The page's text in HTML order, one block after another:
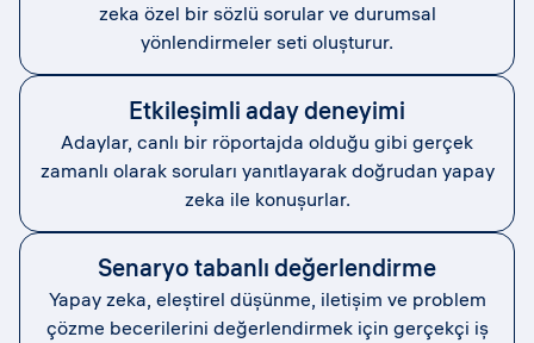
zeka özel bir sözlü sorular ve durumsal
yönlendirmeler seti oluşturur.
Etkileşimli aday deneyimi
Adaylar, canlı bir röportajda olduğu gibi gerçek
zamanlı olarak soruları yanıtlayarak doğrudan yapay
zeka ile konuşurlar.
Senaryo tabanlı değerlendirme
Yapay zeka, eleştirel düşünme, iletişim ve problem
çözme becerilerini değerlendirmek için gerçekçi iş